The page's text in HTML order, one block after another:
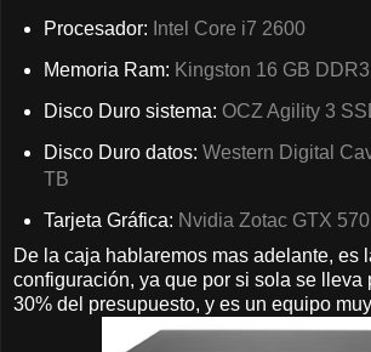
Procesador: Intel Core i7 2600
Memoria Ram: Kingston 16 GB
Disco Duro sistema: OCZ Agility 3
Disco Duro datos: Western Digital
TB
Tarjeta Gráfica: Nvidia Zotac GTX
De la caja hablaremos mas adelante, es
configuración, ya que por si sola se lleva
30% del presupuesto, y es un equipo